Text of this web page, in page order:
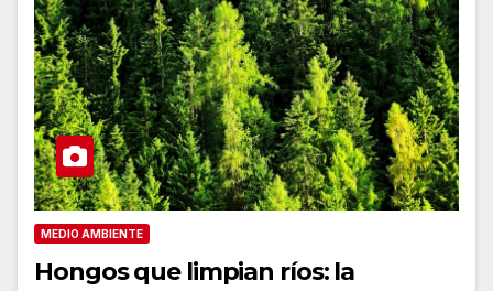
MEDIO AMBIENTE
Hongos que limpian ríos: la